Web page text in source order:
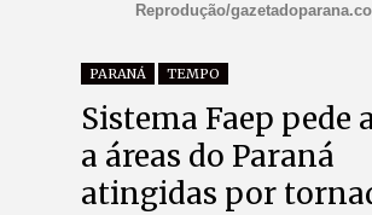
Reprodução/
PARANÁ TEMPO
Sistema Faep pede
a áreas do Paraná
atingidas por